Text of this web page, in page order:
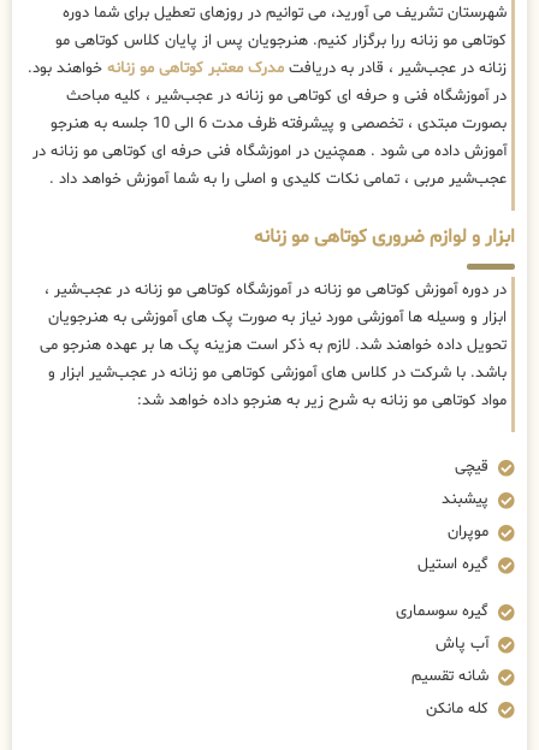
شهرستان تشریف می آورید، می توانیم در روزهای تعطیل برای شما دوره
کوتاهی مو زنانه ررا برگزار کنیم. هنرجویان پس از پایان کلاس کوتاهی مو
زنانه در عجب‌شیر ، قادر به دریافت مدرک معتبر کوتاهی مو زنانه خواهند بود.
در آموزشگاه فنی و حرفه ای کوتاهی مو زنانه در عجب‌شیر ، کلیه مباحث
بصورت مبتدی ، تخصصی و پیشرفته ظرف مدت 6 الی 10 جلسه به هنرجو
آموزش داده می شود . همچنین در اموزشگاه فنی حرفه ای کوتاهی مو زنانه در
عجب‌شیر مربی ، تمامی نکات کلیدی و اصلی را به شما آموزش خواهد داد .
ابزار و لوازم ضروری کوتاهی مو زنانه
در دوره آموزش کوتاهی مو زنانه در آموزشگاه کوتاهی مو زنانه در عجب‌شیر ،
ابزار و وسیله ها آموزشی مورد نیاز به صورت پک های آموزشی به هنرجویان
تحویل داده خواهند شد. لازم به ذکر است هزینه پک ها بر عهده هنرجو می
باشد. با شرکت در کلاس های آموزشی کوتاهی مو زنانه در عجب‌شیر ابزار و
مواد کوتاهی مو زنانه به شرح زیر به هنرجو داده خواهد شد:
قیچی
پیشبند
موپران
گیره استیل
گیره سوسماری
آب پاش
شانه تقسیم
کله مانکن